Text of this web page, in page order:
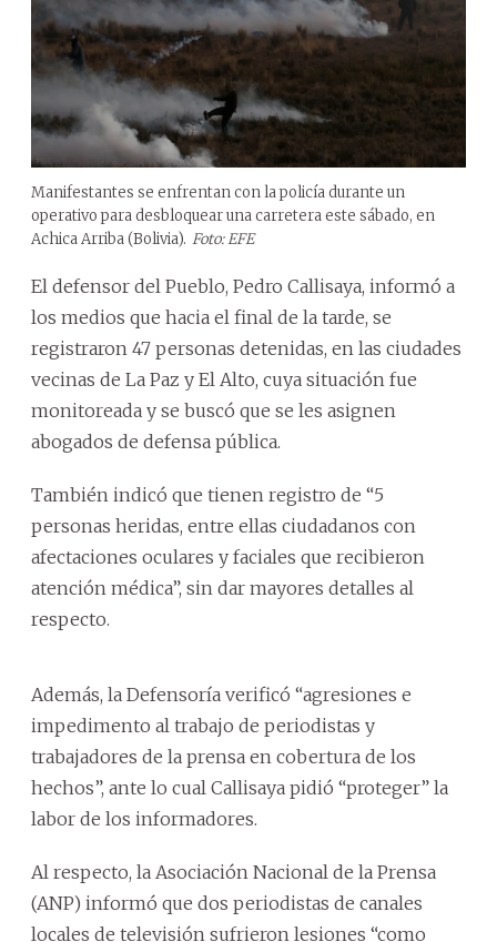
Manifestantes se enfrentan con la policía durante un
operativo para desbloquear una carretera este sábado, en
Achica Arriba (Bolivia). Foto: EFE
El defensor del Pueblo, Pedro Callisaya, informó a
los medios que hacia el final de la tarde, se
registraron 47 personas detenidas, en las ciudades
vecinas de La Paz y El Alto, cuya situación fue
monitoreada y se buscó que se les asignen
abogados de defensa pública.
También indicó que tienen registro de “5
personas heridas, entre ellas ciudadanos con
afectaciones oculares y faciales que recibieron
atención médica”, sin dar mayores detalles al
respecto.
Además, la Defensoría verificó “agresiones e
impedimento al trabajo de periodistas y
trabajadores de la prensa en cobertura de los
hechos”, ante lo cual Callisaya pidió “proteger” la
labor de los informadores.
Al respecto, la Asociación Nacional de la Prensa
(ANP) informó que dos periodistas de canales
locales de televisión sufrieron lesiones “como